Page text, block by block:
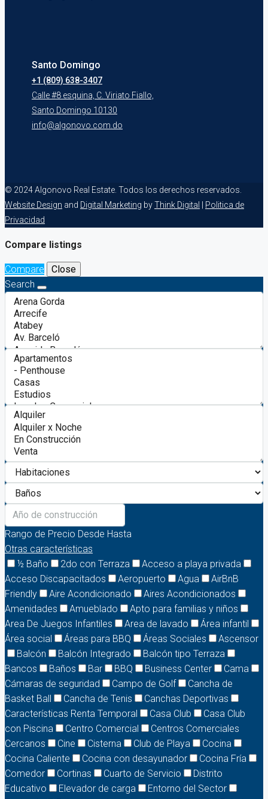
Santo Domingo
+1 (809) 638-3407
Calle #8 esquina, C. Viriato Fiallo,
Santo Domingo 10130
info@algonovo.com.do
© 2024 Algonovo Real Estate. Todos los derechos reservados.
Website Design and Digital Marketing byThink Digital
Politica de
Privacidad
Compare listings
Compare
Close
Search
Rango de Precio Desde Hasta
Otras características
½ Baño
2do con Terraza
Acceso a playa privada
Acceso Discapacitados
Aeropuerto Agua
AirBnB
Friendly
Aire Acondicionado
Aires Acondicionados
Amenidades
Amueblado
Apto para familias y niños
Area De Juegos Infantiles
Area de lavado
Área infantil
Área social
Áreas para BBQ Áreas Sociales
Ascensor
Balcón
Balcón Integrado
Balcón tipo Terraza
Bancos
Baños Bar BBQ Business Center
Cama
Cámaras de seguridad
Campo de Golf
Cancha de
Basket Ball
Cancha de Tenis
Canchas Deportivas
Características Renta Temporal
Casa Club
Casa Club
con Piscina
Centro Comercial
Centros Comerciales
Cercanos
Cine Cisterna Club de Playa
Cocina
Cocina Caliente
Cocina con desayunador
Cocina Fría
Comedor
Cortinas Cuarto de Servicio
Distrito
Educativo
Elevador de carga
Entorno del Sector